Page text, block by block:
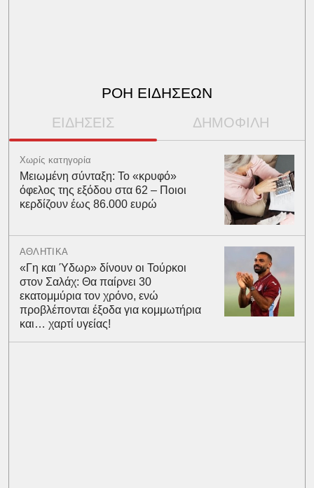
ΡΟΗ ΕΙΔΗΣΕΩΝ
ΕΙΔΗΣΕΙΣ ΔΗΜΟΦΙΛΗ
Χωρίς κατηγορία
Μειωμένη σύνταξη: Το «κρυφό»
όφελος της εξόδου στα 62 – Ποιοι
κερδίζουν έως 86.000 ευρώ
ΑΘΛΗΤΙΚΑ
«Γη και Ύδωρ» δίνουν οι Τούρκοι
στον Σαλάχ: Θα παίρνει 30
εκατομμύρια τον χρόνο, ενώ
προβλέπονται έξοδα για κομμωτήρια
και… χαρτί υγείας!